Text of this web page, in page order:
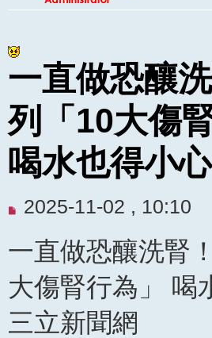
一直做恐釀
列「10大傷
喝水也得小心
未
讀
文
章
2025-11-02 , 10:10
一直做恐釀洗腎
大傷腎行為」 喝
三立新聞網